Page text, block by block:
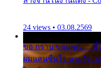
24 views • 03.08.2569
ขอ กราบ ขอบคุณ.... ที่
ผมแสนชื่นใจ หายวังเว